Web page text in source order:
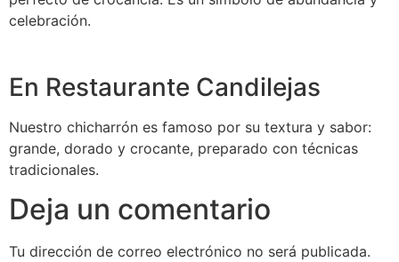
celebración.
En Restaurante Candilejas
Nuestro chicharrón es famoso por su textura y sabor:
grande, dorado y crocante, preparado con técnicas
tradicionales.
Deja un comentario
Tu dirección de correo electrónico no será publicada.